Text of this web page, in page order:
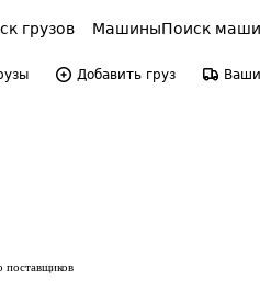
грузов МашиныПоиск
Добавить груз
поставщиков